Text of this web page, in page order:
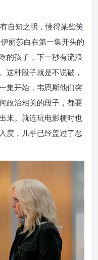
自知之明，懂得某些笑
丽莎白在第一集开头的
的孩子，下一秒有流浪
这种段子就是不说破，
集开始，韦恩斯他们突
政治相关的段子，都要
来。就连玩电影梗时也
度，几乎已经盖过了恶